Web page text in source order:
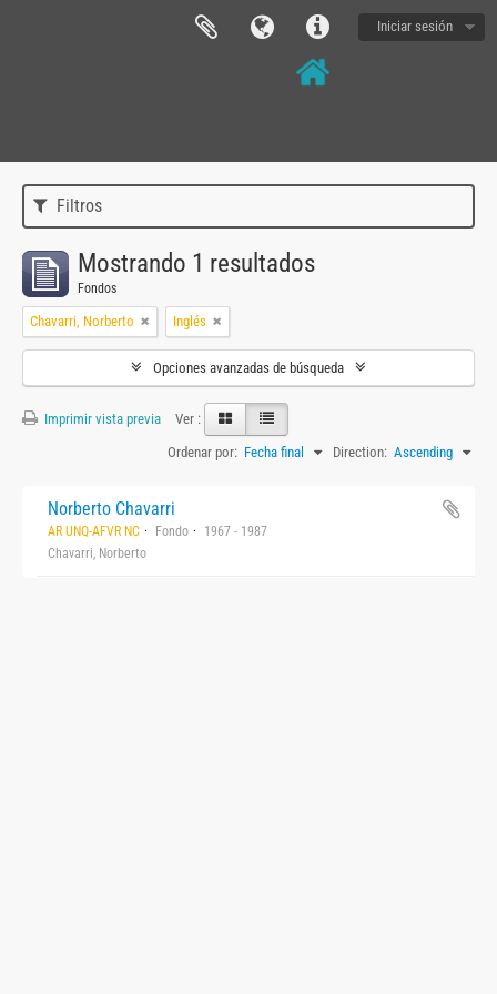
Iniciar sesión
Filtros
Mostrando 1 resultados
Fondos
Chavarri, Norberto Inglés
Opciones avanzadas de búsqueda
Imprimir vista previa
Ver :
Ordenar por: Fecha final Direction: Ascending
Norberto Chavarri
AR UNQ-AFVR NC Fondo
1967 - 1987
Chavarri, Norberto